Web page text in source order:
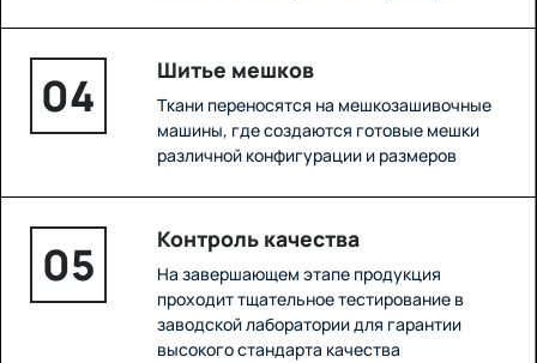
04 Шитье мешков
Ткани переносятся на мешкозашивочные
машины, где создаются готовые мешки
различной конфигурации и размеров
05 Контроль качества
На завершающем этапе продукция
проходит тщательное тестирование в
заводской лаборатории для гарантии
высокого стандарта качества